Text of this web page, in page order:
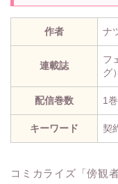
作者 ナ
連載誌
フ
グ）
配信巻数 1
キーワード 契
コミカライズ「傍観